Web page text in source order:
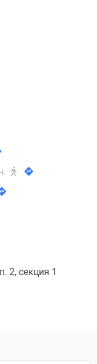
2, секция 1